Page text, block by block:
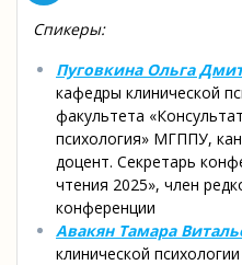
Спикеры:
Пуговкина Ольга
кафедры клинической
факультета
психология» МГППУ,
доцент. Секретарь
чтения 2025», член
конференции
Авакян Тамара
клинической